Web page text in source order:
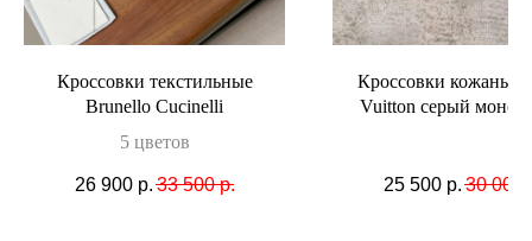
Кроссовки текстильные
Brunello Cucinelli
5 цветов
26 900 р. 33 500 р.
Кроссовки кожаные
Vuitton серый
25 500 р. 30 000